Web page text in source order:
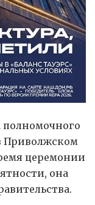
полномочного
Приволжском
церемонии
она